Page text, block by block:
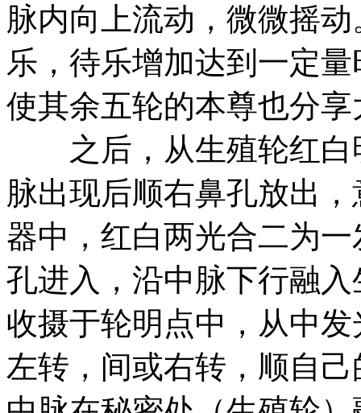
脉内向上流动，微微摇
乐，待乐增加达到一定
使其余五轮的本尊也分享
之后，从生殖轮红白
脉出现后顺右鼻孔放出
器中，红白两光合二为
孔进入，沿中脉下行融
收摄于轮明点中，从中
左转，间或右转，顺自